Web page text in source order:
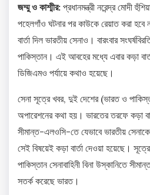
জম্মু ও কাশ্মীর: প্রধানমন্ত্রী নরেন্দ্র মোদী
পহেলগাঁও ঘটনার পর কাউকে রেয়াত করা
বার্তা দিল ভারতীয় সেনাও। বারংবার
পাকিস্তান। এই আবহের মধ্যে এবার কড়া
ডিজিএমও পর্যায়ে কথাও হয়েছে।
সেনা সূত্রে খবর, দুই দেশের (ভারত ও
অপারেশনের কথা হয়। ভারতের তরফে কড়া
সীমান্ত-এলওসি-তে যেভাবে ভারতীয়
সেই বিষয়েই কড়া বার্তা দেওয়া হয়েছে।
পাকিস্তান সেনাবাহিনী বিনা উস্কানিতে
সতর্ক করেছে ভারত।